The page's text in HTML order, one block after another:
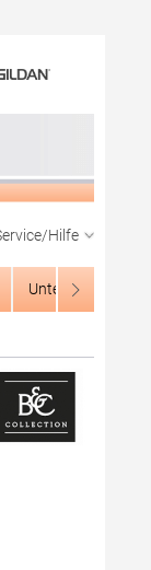
Hilfe
Unterwäsche